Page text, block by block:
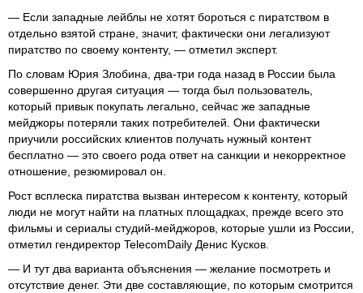
— Если западные лейблы не хотят бороться с пиратством в
отдельно взятой стране, значит, фактически они легализуют
пиратство по своему контенту, — отметил эксперт.
По словам Юрия Злобина, два-три года назад в России была
совершенно другая ситуация — тогда был пользователь,
который привык покупать легально, сейчас же западные
мейджоры потеряли таких потребителей. Они фактически
приучили российских клиентов получать нужный контент
бесплатно — это своего рода ответ на санкции и некорректное
отношение, резюмировал он.
Рост всплеска пиратства вызван интересом к контенту, который
люди не могут найти на платных площадках, прежде всего это
фильмы и сериалы студий-мейджоров, которые ушли из России,
отметил гендиректор TelecomDaily Денис Кусков.
— И тут два варианта объяснения — желание посмотреть и
отсутствие денег. Эти две составляющие, по которым смотрится